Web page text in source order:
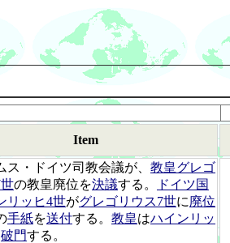
Item
ス・ドイツ司教会議が、 教皇グレゴ
の教皇廃位を決議する。
ドイツ国
リッヒ4世がグレゴリウス7世に廃位
手紙を送付する。 教皇はハインリッ
破門する。